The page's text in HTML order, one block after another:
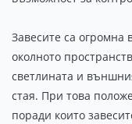
Завесите са огромна
околното
светлината и
стая. При това
поради които